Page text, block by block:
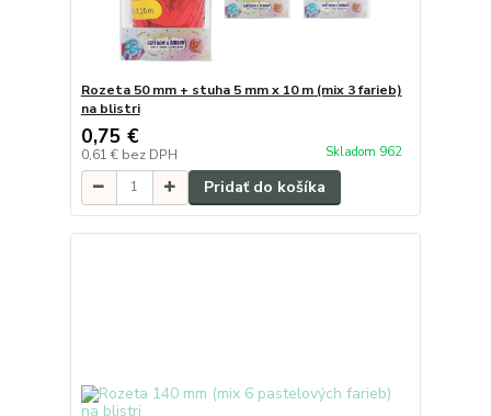
Rozeta 50 mm + stuha 5 mm x 10 m (mix 3 farieb)
na blistri
0,75 €
0,61 € bez DPH Skladom 962
Pridať do košíka